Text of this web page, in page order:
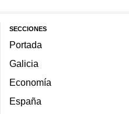
SECCIONES
Portada
Galicia
Economía
España